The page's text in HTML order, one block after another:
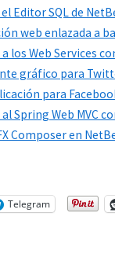
Editor SQL de
web enlazada a
Web Services
gráfico para
para
Spring Web MVC
Composer en
Telegram